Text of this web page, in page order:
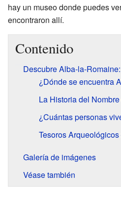
hay un museo donde puedes
encontraron allí.
Contenido
Descubre Alba-la-
¿Dónde se encuentra
La Historia del
¿Cuántas personas
Tesoros
Galería de imágenes
Véase también